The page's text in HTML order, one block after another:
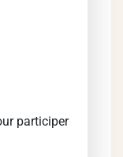
participer